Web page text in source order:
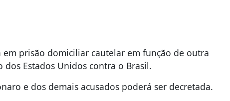
prisão domiciliar cautelar em função de outra
Estados Unidos contra o Brasil.
e dos demais acusados poderá ser decretada.